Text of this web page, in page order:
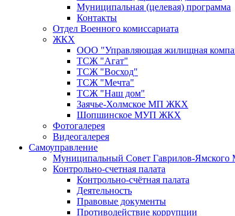
Муниципальная (целевая) программа
Контакты
Отдел Военного комиссариата
ЖКХ
ООО "Управляющая жилищная
ТСЖ "Агат"
ТСЖ "Восход"
ТСЖ "Мечта"
ТСЖ "Наш дом"
Заячье-Холмское МП ЖКХ
Шопшинское МУП ЖКХ
Фотогалерея
Видеогалерея
Самоуправление
Муниципальный Совет Гаврилов-
Контрольно-счетная палата
Контрольно-счётная палата
Деятельность
Правовые документы
Противодействие коррупции